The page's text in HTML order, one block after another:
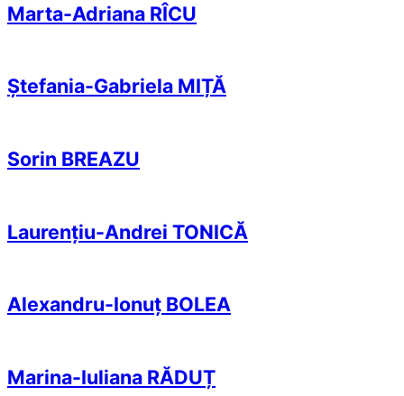
Marta-Adriana RÎCU
Ștefania-Gabriela MIȚĂ
Sorin BREAZU
Laurențiu-Andrei TONICĂ
Alexandru-Ionuț BOLEA
Marina-Iuliana RĂDUȚ